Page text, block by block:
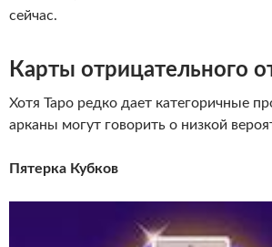
сейчас.
Карты отрицательного
Хотя Таро редко дает категоричные
арканы могут говорить о низкой
Пятерка Кубков